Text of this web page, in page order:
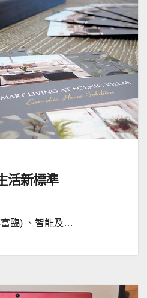
活新標準
臨) 、智能及…